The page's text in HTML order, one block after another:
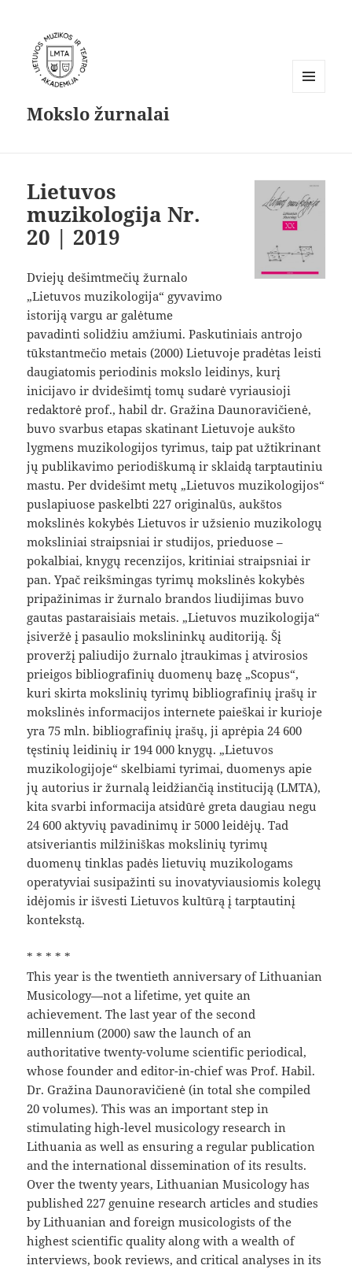
Mokslo žurnalai
Lietuvos
muzikologija Nr.
20 | 2019
Dviejų dešimtmečių žurnalo
„Lietuvos muzikologija“ gyvavimo
istoriją vargu ar galėtume
pavadinti solidžiu amžiumi. Paskutiniais antrojo
tūkstantmečio metais (2000) Lietuvoje pradėtas leisti
daugiatomis periodinis mokslo leidinys, kurį
inicijavo ir dvidešimtį tomų sudarė vyriausioji
redaktorė prof., habil dr. Gražina Daunoravičienė,
buvo svarbus etapas skatinant Lietuvoje aukšto
lygmens muzikologijos tyrimus, taip pat užtikrinant
jų publikavimo periodiškumą ir sklaidą tarptautiniu
mastu. Per dvidešimt metų „Lietuvos muzikologijos“
puslapiuose paskelbti 227 originalūs, aukštos
mokslinės kokybės Lietuvos ir užsienio muzikologų
moksliniai straipsniai ir studijos, prieduose –
pokalbiai, knygų recenzijos, kritiniai straipsniai ir
pan. Ypač reikšmingas tyrimų mokslinės kokybės
pripažinimas ir žurnalo brandos liudijimas buvo
gautas pastaraisiais metais. „Lietuvos muzikologija“
įsiveržė į pasaulio mokslininkų auditoriją. Šį
proveržį paliudijo žurnalo įtraukimas į atvirosios
prieigos bibliografinių duomenų bazę „Scopus“,
kuri skirta mokslinių tyrimų bibliografinių įrašų ir
mokslinės informacijos internete paieškai ir kurioje
yra 75 mln. bibliografinių įrašų, ji aprėpia 24 600
tęstinių leidinių ir 194 000 knygų. „Lietuvos
muzikologijoje“ skelbiami tyrimai, duomenys apie
jų autorius ir žurnalą leidžiančią instituciją (LMTA),
kita svarbi informacija atsidūrė greta daugiau negu
24 600 aktyvių pavadinimų ir 5000 leidėjų. Tad
atsiveriantis milžiniškas mokslinių tyrimų
duomenų tinklas padės lietuvių muzikologams
operatyviai susipažinti su inovatyviausiomis kolegų
idėjomis ir išvesti Lietuvos kultūrą į tarptautinį
kontekstą.
* * * * *
This year is the twentieth anniversary of Lithuanian
Musicology—not a lifetime, yet quite an
achievement. The last year of the second
millennium (2000) saw the launch of an
authoritative twenty-volume scientific periodical,
whose founder and editor-in-chief was Prof. Habil.
Dr. Gražina Daunoravičienė (in total she compiled
20 volumes). This was an important step in
stimulating high-level musicology research in
Lithuania as well as ensuring a regular publication
and the international dissemination of its results.
Over the twenty years, Lithuanian Musicology has
published 227 genuine research articles and studies
by Lithuanian and foreign musicologists of the
highest scientific quality along with a wealth of
interviews, book reviews, and critical analyses in its